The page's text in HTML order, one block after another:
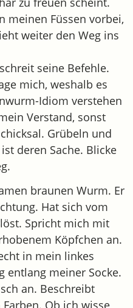
meinen Füssen vorbei,
weiter den Weg ins
seine Befehle.
mich, weshalb es
Idiom verstehen
Verstand, sonst
Grübeln und
deren Sache. Blicke
braunen Wurm. Er
Hat sich vom
Spricht mich mit
Köpfchen an.
in mein linkes
entlang meiner Socke.
an. Beschreibt
Ob ich wisse,